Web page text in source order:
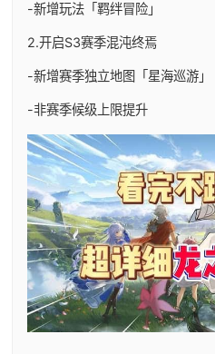
-新增玩法「羁绊冒险」
2.开启S3赛季混沌终焉
-新增赛季独立地图「星海巡游」
-非赛季候级上限提升